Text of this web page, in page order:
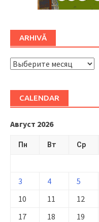
ARHIVĂ
ARHIVĂ
CALENDAR
Август 2026
Пн Вт Ср
3
4 5
10
11 12
17
18 19